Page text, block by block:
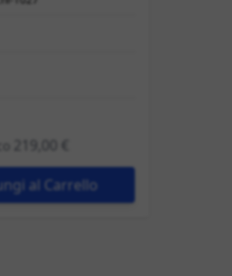
219,00 €
al Carrello